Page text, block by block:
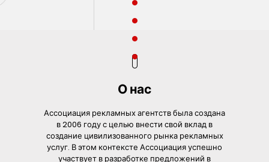
О нас
Ассоциация рекламных агентств была создана
в 2006 году с целью внести свой вклад в
создание цивилизованного рынка рекламных
услуг. В этом контексте Ассоциация успешно
участвует в разработке предложений в